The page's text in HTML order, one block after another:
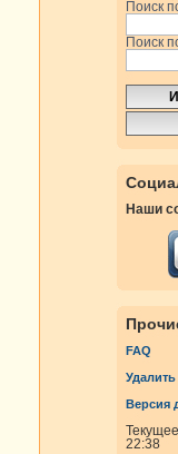
Поиск
Поиск
Наши
FAQ
Версия
22:38